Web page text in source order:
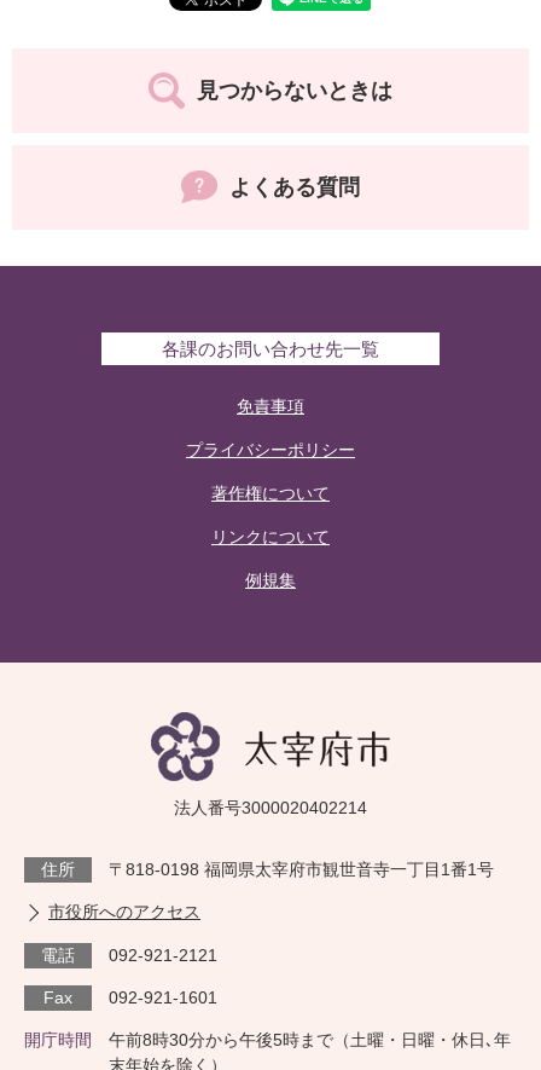
見つからないときは
よくある質問
各課のお問い合わせ先一覧
免責事項
プライバシーポリシー
著作権について
リンクについて
例規集
法人番号3000020402214
住所 〒818-0198 福岡県太宰府市観世音寺一丁目1番1号
市役所へのアクセス
電話 092-921-2121
Fax 092-921-1601
開庁時間
午前8時30分から午後5時まで（土曜・日曜・休日､年
末年始を除く）